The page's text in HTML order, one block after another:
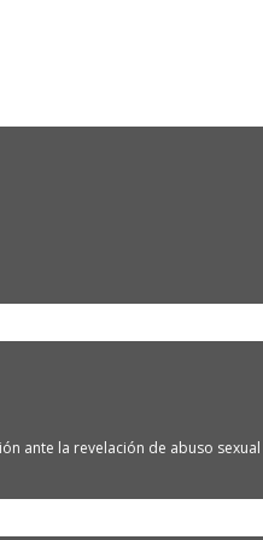
ante la revelación de abuso